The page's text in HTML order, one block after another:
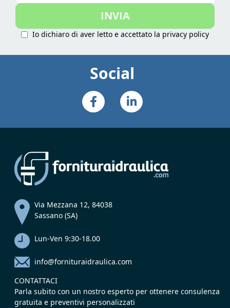
nostra
INVIA
Io dichiaro di aver letto e accettato la privacy policy
Social
Via Mezzana 12, 84038
Sassano (SA)
Lun-Ven 9:30-18.00
info@fornituraidraulica.com
CONTATTACI
Parla subito con un nostro esperto per ottenere consulenza
gratuita e preventivi personalizzati